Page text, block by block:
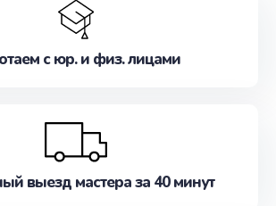
с юр. и физ. лицами
выезд мастера за 40 минут